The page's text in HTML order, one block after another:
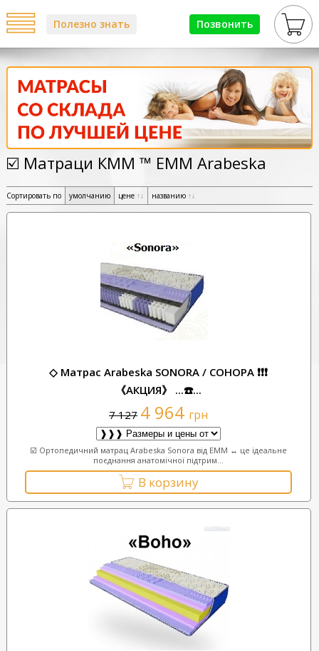
Позвонить
Полезно знать
☑️ Матраци КММ ™ ЕММ Arabeska
Сортировать по умолчанию цене ↑↓ названию ↑↓
◇ Матрас Arabeska SONORA / СОНОРА ❗❗❗
《АКЦИЯ》 ...☎️...
7 127 4 964 грн
☑️ Ортопедичний матрац Arabeska Sonora від EMM ↔ це ідеальне
поєднання анатомічної підтрим...
В корзину